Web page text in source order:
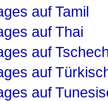
auf Tamil
auf Thai
auf
auf
auf